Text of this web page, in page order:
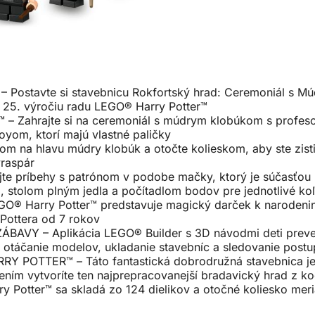
– Postavte si stavebnicu Rokfortský hrad: Ceremoniál s
výročiu radu LEGO® Harry Potter™
– Zahrajte si na ceremoniál s múdrym klobúkom s
ktorí majú vlastné paličky
na hlavu múdry klobúk a otočte kolieskom, aby ste
príbehy s patrónom v podobe mačky, ktorý je
stolom plným jedla a počítadlom bodov pre jednotlivé
Harry Potter™ predstavuje magický darček k
od 7 rokov
ZÁBAVY – Aplikácia LEGO® Builder s 3D návodmi deti
modelov, ukladanie stavebníc a sledovanie
POTTER™ – Táto fantastická dobrodružná
vytvoríte ten najprepracovanejší bradavický hrad z
Potter™ sa skladá zo 124 dielikov a otočné koliesko